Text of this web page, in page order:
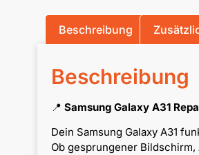
Beschreibung
Beschreibung
📍 Samsung Galaxy A31
Dein Samsung Galaxy A31
Ob gesprungener